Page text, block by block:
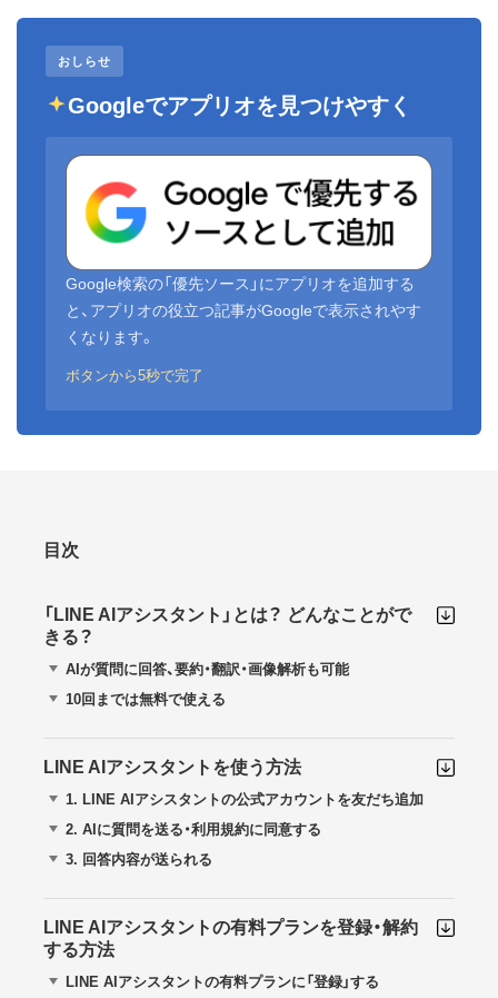
おしらせ
Googleでアプリオを見つけやすく
Google検索の「優先ソース」にアプリオを追加する
と、アプリオの役立つ記事がGoogleで表示されやす
くなります。
ボタンから5秒で完了
目次
「LINE AIアシスタント」とは？ どんなことがで
きる？
AIが質問に回答、要約・翻訳・画像解析も可能
10回までは無料で使える
LINE AIアシスタントを使う方法
1. LINE AIアシスタントの公式アカウントを友だち追加
2. AIに質問を送る・利用規約に同意する
3. 回答内容が送られる
LINE AIアシスタントの有料プランを登録・解約
する方法
LINE AIアシスタントの有料プランに「登録」する